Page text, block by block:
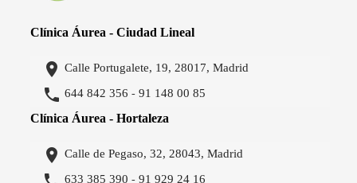
Clínica Áurea - Ciudad Lineal
 Calle Portugalete, 19, 28017, Madrid
 644 842 356 -91 148 00 85
Clínica Áurea - Hortaleza
 Calle de Pegaso, 32, 28043, Madrid
633 385 390 -91 929 24 16